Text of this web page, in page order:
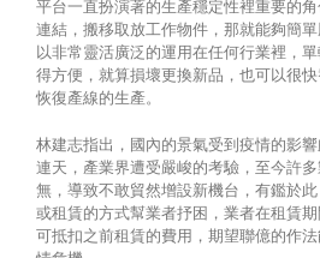
平台一直扮演著的生產穩定性裡重要的
連結，搬移取放工作物件，那就能夠簡
以非常靈活廣泛的運用在任何行業裡，
得方便，就算損壞更換新品，也可以很
恢復產線的生產。
林建志指出，國內的景氣受到疫情的影
連天，產業界遭受嚴峻的考驗，至今許
無，導致不敢貿然增設新機台，有鑑於
或租賃的方式幫業者抒困，業者在租賃
可抵扣之前租賃的費用，期望聯億的作